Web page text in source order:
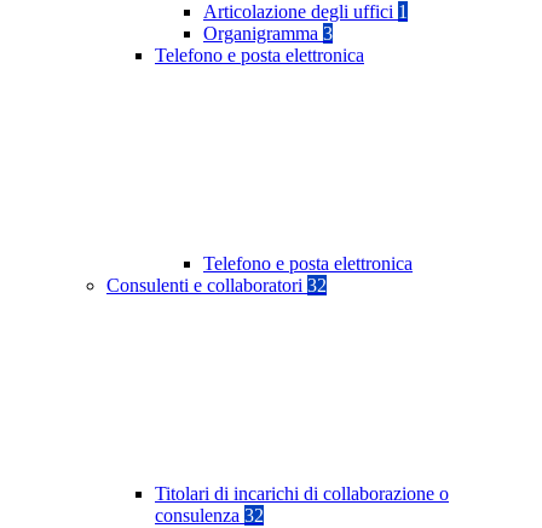
Articolazione degli uffici 1
Organigramma 3
Telefono e posta elettronica
Telefono e posta elettronica
Consulenti e collaboratori 32
Titolari di incarichi di collaborazione o
consulenza 32